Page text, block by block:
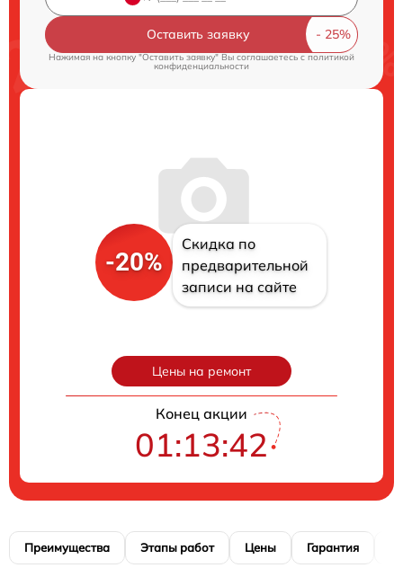
Оставить заявку
Нажимая на кнопку "Оставить заявку" Вы соглашаетесь cполитикой
конфиденциальности
-20%
Скидка по
предварительной
записи на сайте
Цены на ремонт
Конец акции
01:13:41
Преимущества Этапы работ Цены Гарантия